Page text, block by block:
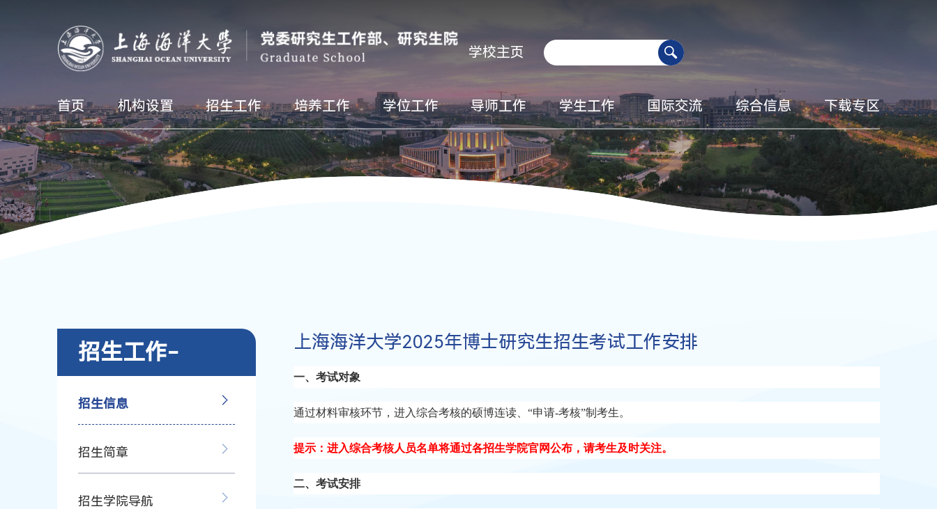
学校主页
首页 机构设置 招生工作 培养工作 学位工作 导师工作 学生工作 国际交流 综合信息 下载专区
招生工作-
招生信息
招生简章
招生学院导航
上海海洋大学2025年博士研究生招生考试工作安排
一、考试对象
通过材料审核环节，进入综合考核的硕博连读、 “申请-考核”制考生。
提示：进入综合考核人员名单将通过各招生学院官网公布，请考生及时关注。
二、考试安排